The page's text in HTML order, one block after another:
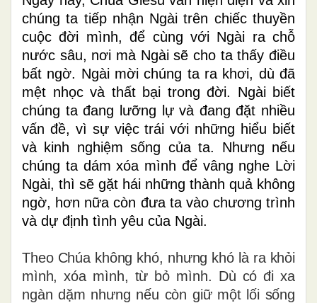
chúng ta tiếp nhận Ngài trên chiếc thuyền
cuộc đời mình, để cùng với Ngài ra chỗ
nước sâu, nơi mà Ngài sẽ cho ta thấy điều
bất ngờ. Ngài mời chúng ta ra khơi, dù đã
mệt nhọc và thất bại trong đời. Ngài biết
chúng ta đang lưỡng lự và đang đặt nhiều
vấn đề, vì sự việc trái với những hiểu biết
và kinh nghiệm sống của ta. Nhưng nếu
chúng ta dám xóa mình để vâng nghe Lời
Ngài, thì sẽ gặt hái những thành quả không
ngờ, hơn nữa còn đưa ta vào chương trình
và dự định tình yêu của Ngài.
Theo Chúa không khó, nhưng khó là ra khỏi
mình, xóa mình, từ bỏ mình. Dù có đi xa
ngàn dặm nhưng nếu còn giữ một lối sống